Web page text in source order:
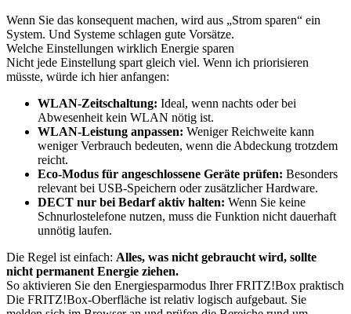
Wenn Sie das konsequent machen, wird aus „Strom sparen“ ein
System. Und Systeme schlagen gute Vorsätze.
Welche Einstellungen wirklich Energie sparen
Nicht jede Einstellung spart gleich viel. Wenn ich priorisieren
müsste, würde ich hier anfangen:
WLAN-Zeitschaltung: Ideal, wenn nachts oder bei
Abwesenheit kein WLAN nötig ist.
WLAN-Leistung anpassen: Weniger Reichweite kann
weniger Verbrauch bedeuten, wenn die Abdeckung trotzdem
reicht.
Eco-Modus für angeschlossene Geräte prüfen: Besonders
relevant bei USB-Speichern oder zusätzlicher Hardware.
DECT nur bei Bedarf aktiv halten: Wenn Sie keine
Schnurlostelefone nutzen, muss die Funktion nicht dauerhaft
unnötig laufen.
Die Regel ist einfach: Alles, was nicht gebraucht wird, sollte
nicht permanent Energie ziehen.
So aktivieren Sie den Energiesparmodus Ihrer FRITZ!Box praktisch
Die FRITZ!Box-Oberfläche ist relativ logisch aufgebaut. Sie